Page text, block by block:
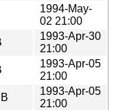
1994-May-
02 21:00
1993-Apr-30
21:00
1993-Apr-05
21:00
1993-Apr-05
21:00